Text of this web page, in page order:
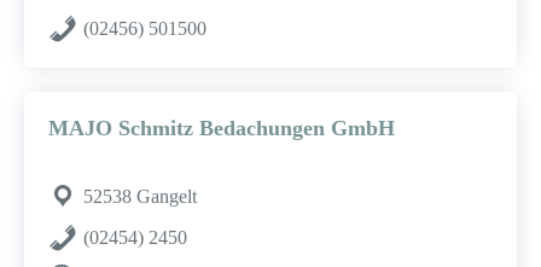
(02456) 501500
MAJO Schmitz Bedachungen GmbH
52538 Gangelt
(02454) 2450